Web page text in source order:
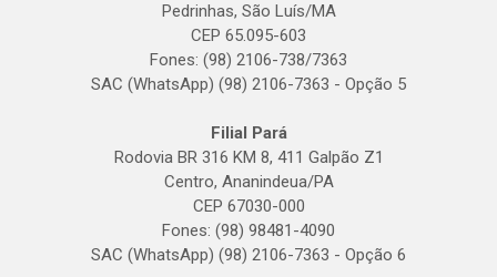
Pedrinhas, São Luís/MA
CEP 65.095-603
Fones: (98) 2106-738/7363
SAC (WhatsApp) (98) 2106-7363 - Opção 5
Filial Pará
Rodovia BR 316 KM 8, 411 Galpão Z1
Centro, Ananindeua/PA
CEP 67030-000
Fones: (98) 98481-4090
SAC (WhatsApp) (98) 2106-7363 - Opção 6